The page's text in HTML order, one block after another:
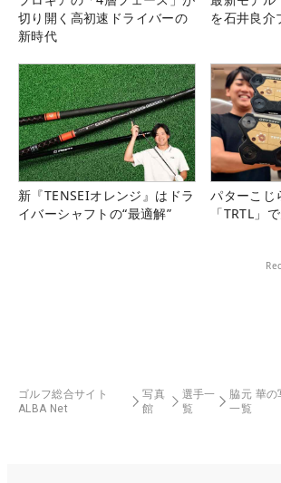
切り開く高初速ドライバーの
新時代
を石井良介
新『TENSEIオレンジ』はドラ
イバーシャフトの“最適解”
パターこじ
「TRTL」
ゴルフ総合サイト
ALBA Net
写真
館
選手一
覧
脇元 華の
一覧